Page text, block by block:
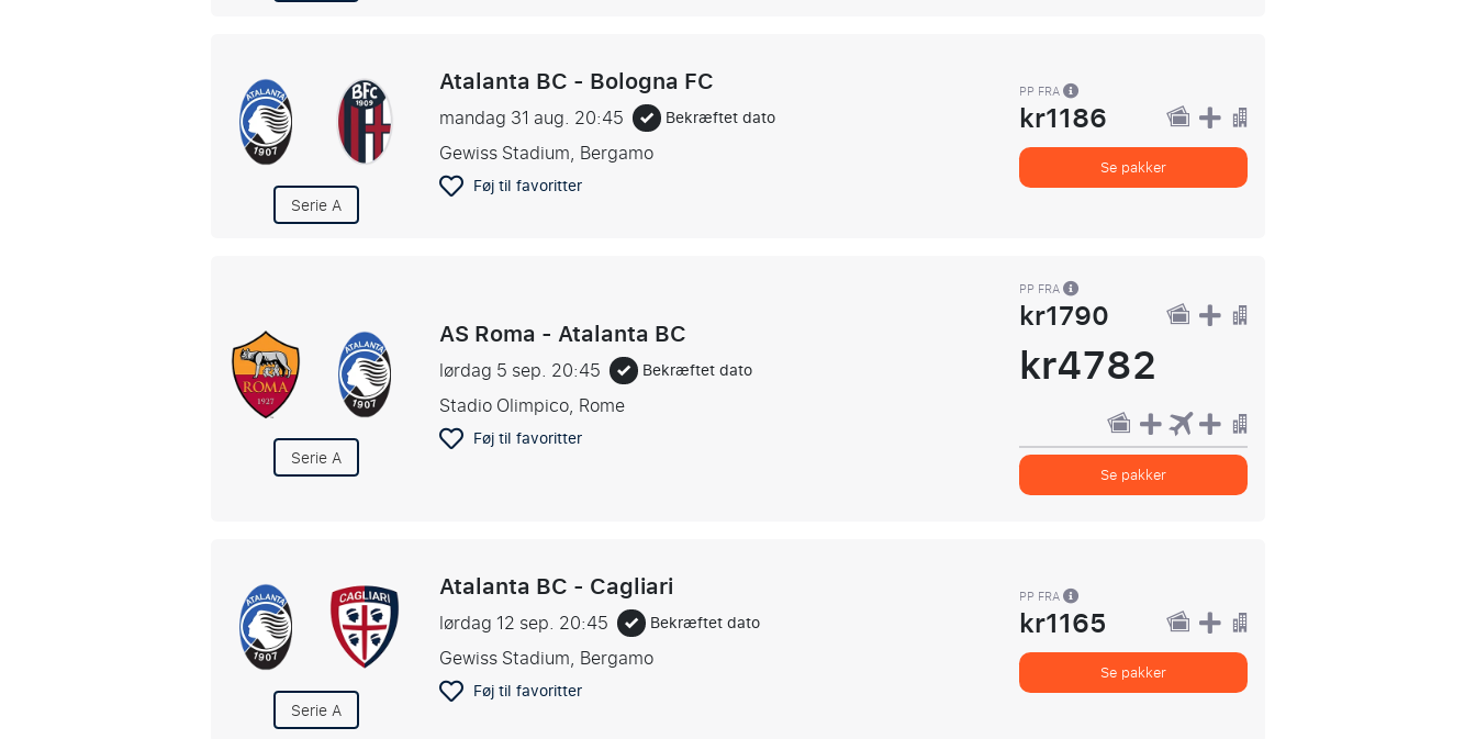
Serie A
Atalanta BC - Bologna FC
mandag 31 aug. 20:45 Bekræftet dato
Gewiss Stadium, Bergamo
Føj til favoritter
PP FRA
kr1186
Se pakker
Serie A
AS Roma - Atalanta BC
lørdag 5 sep. 20:45 Bekræftet dato
Stadio Olimpico, Rome
Føj til favoritter
PP FRA
kr1790
kr4782
Se pakker
Serie A
Atalanta BC - Cagliari
lørdag 12 sep. 20:45 Bekræftet dato
Gewiss Stadium, Bergamo
Føj til favoritter
PP FRA
kr1165
Se pakker